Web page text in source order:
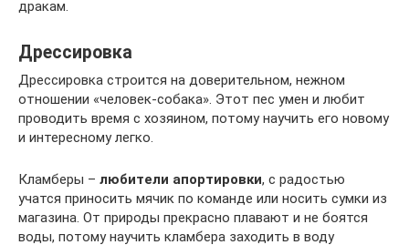
дракам.
Дрессировка
Дрессировка строится на доверительном, нежном
отношении «человек-собака». Этот пес умен и любит
проводить время с хозяином, потому научить его новому
и интересному легко.
Кламберы – любители апортировки, с радостью
учатся приносить мячик по команде или носить сумки из
магазина. От природы прекрасно плавают и не боятся
воды, потому научить кламбера заходить в воду